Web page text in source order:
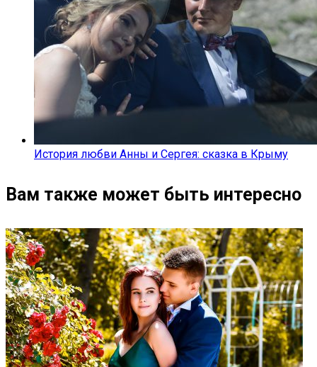
История любви Анны и Сергея: сказка в Крыму
Вам также может быть интересно